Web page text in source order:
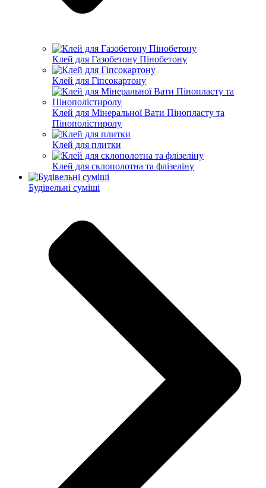
Клей для Газобетону Пінобетону
Клей для Гіпсокартону
Клей для Мінеральної Вати Пінопласту та
Пінополістиролу
Клей для плитки
Клей для склополотна та флізеліну
Будівельні суміші